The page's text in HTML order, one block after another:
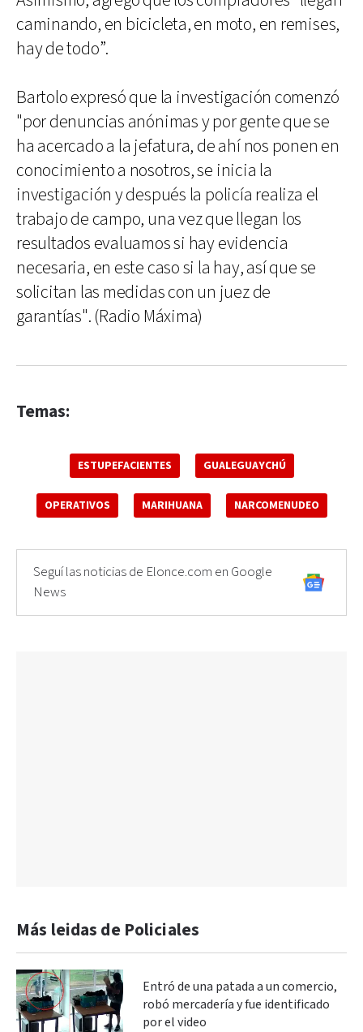
caminando, en bicicleta, en moto, en remises,
hay de todo”.
Bartolo expresó que la investigación comenzó
"por denuncias anónimas y por gente que se
ha acercado a la jefatura, de ahí nos ponen en
conocimiento a nosotros, se inicia la
investigación y después la policía realiza el
trabajo de campo, una vez que llegan los
resultados evaluamos si hay evidencia
necesaria, en este caso si la hay, así que se
solicitan las medidas con un juez de
garantías". (Radio Máxima)
Temas:
ESTUPEFACIENTES GUALEGUAYCHÚ
OPERATIVOS MARIHUANA NARCOMENUDEO
Seguí las noticias de Elonce.com en Google
News
Más leidas de Policiales
Entró de una patada a un comercio,
robó mercadería y fue identificado
por el video